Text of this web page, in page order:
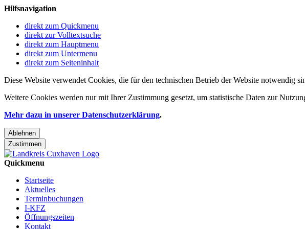
Hilfsnavigation
direkt zum Quickmenu
direkt zur Volltextsuche
direkt zum Hauptmenu
direkt zum Untermenu
direkt zum Seiteninhalt
Diese Website verwendet Cookies, die für den technischen Betrieb der Website notwendig
Weitere Cookies werden nur mit Ihrer Zustimmung gesetzt, um statistische Daten zur
Mehr dazu in unserer Datenschutzerklärung.
Ablehnen
Zustimmen
Quickmenu
Startseite
Aktuelles
Terminbuchungen
I-KFZ
Öffnungszeiten
Kontakt